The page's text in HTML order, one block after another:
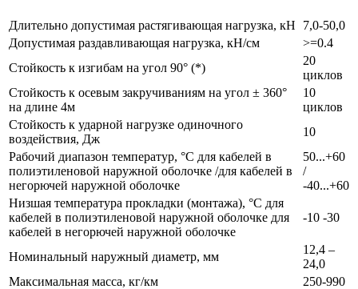
Длительно допустимая растягивающая нагрузка, кН
7,0-50,0
Допустимая раздавливающая нагрузка, кН/см
>=0.4
Стойкость к изгибам на угол 90° (*)
20
циклов
Стойкость к осевым закручиваниям на угол ± 360°
на длине 4м
10
циклов
Стойкость к ударной нагрузке одиночного
воздействия, Дж
10
Рабочий диапазон температур, °С для кабелей в
полиэтиленовой наружной оболочке /для кабелей в
негорючей наружной оболочке
50...+60
/
-40...+60
Низшая температура прокладки (монтажа), °С для
кабелей в полиэтиленовой наружной оболочке для
кабелей в негорючей наружной оболочке
-10 -30
Номинальный наружный диаметр, мм
12,4 –
24,0
Максимальная масса, кг/км
250-990